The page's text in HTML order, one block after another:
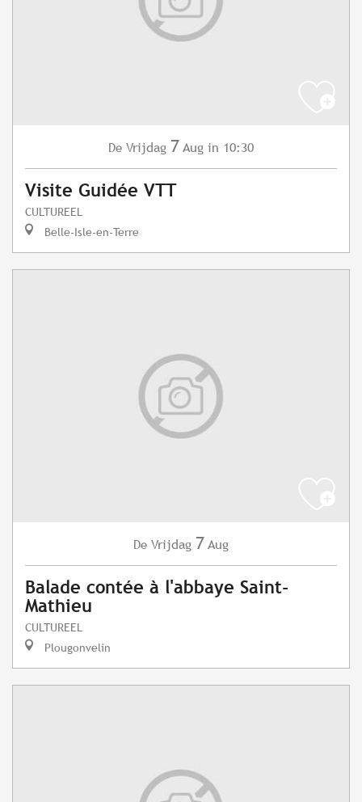
De Vrijdag 7 Aug in 10:30
Visite Guidée VTT
CULTUREEL
Belle-Isle-en-Terre
De Vrijdag 7 Aug
Balade contée à l'abbaye Saint-
Mathieu
CULTUREEL
Plougonvelin